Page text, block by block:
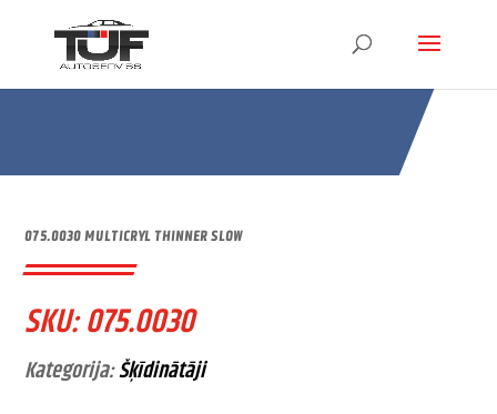
075.0030 MULTICRYL THINNER SLOW
SKU:075.0030
Kategorija:Šķīdinātāji